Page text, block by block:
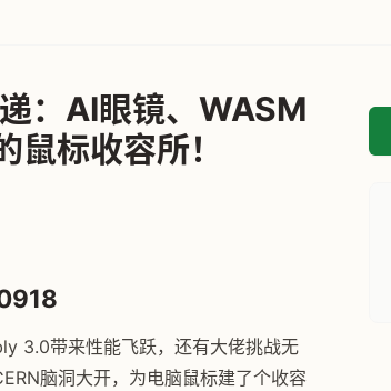
：AI眼镜、WASM
标收容所！
3.0带来性能飞跃，还有大佬挑战无
脑洞大开，为电脑鼠标建了个收容